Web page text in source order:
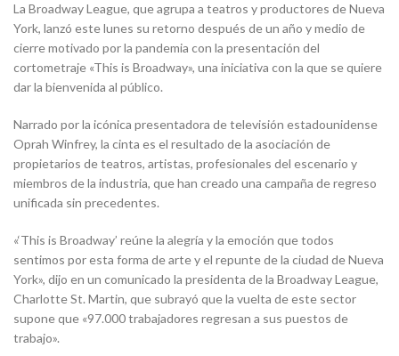
La Broadway League, que agrupa a teatros y productores de Nueva
York, lanzó este lunes su retorno después de un año y medio de
cierre motivado por la pandemia con la presentación del
cortometraje «This is Broadway», una iniciativa con la que se quiere
dar la bienvenida al público.
Narrado por la icónica presentadora de televisión estadounidense
Oprah Winfrey, la cinta es el resultado de la asociación de
propietarios de teatros, artistas, profesionales del escenario y
miembros de la industria, que han creado una campaña de regreso
unificada sin precedentes.
«‘This is Broadway’ reúne la alegría y la emoción que todos
sentimos por esta forma de arte y el repunte de la ciudad de Nueva
York», dijo en un comunicado la presidenta de la Broadway League,
Charlotte St. Martin, que subrayó que la vuelta de este sector
supone que «97.000 trabajadores regresan a sus puestos de
trabajo».